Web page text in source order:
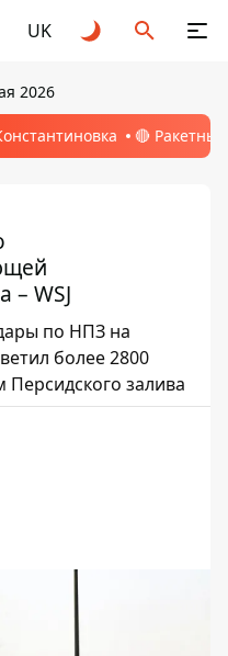
UK
2026
🔴
– WSJ
по НПЗ на
более 2800
Персидского залива